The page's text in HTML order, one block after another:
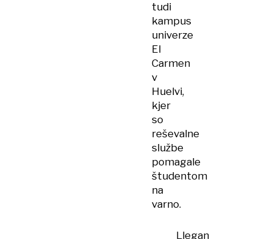
tudi
kampus
univerze
El
Carmen
v
Huelvi,
kjer
so
reševalne
službe
pomagale
študentom
na
varno.
Llegan